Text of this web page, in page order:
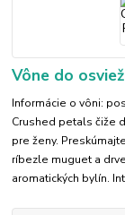
Vône do
Informácie o vôni:
Crushed petals čiže
pre ženy.
ríbezle muguet a
aromatických bylín.